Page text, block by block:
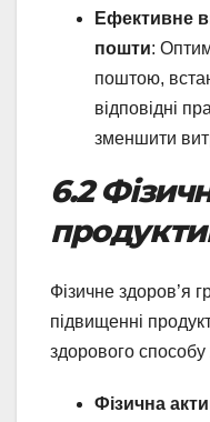
Ефективне
пошти:
поштою,
відповідні
зменшити
6.2
Фізичне здоров’я
підвищенні
здорового способу
Фізична